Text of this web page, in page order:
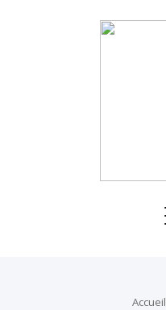
Accueil